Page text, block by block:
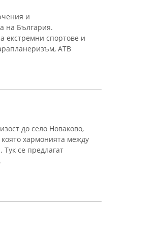
и
на България.
екстремни спортове и
АТВ
до село Новаково,
хармонията между
се предлагат